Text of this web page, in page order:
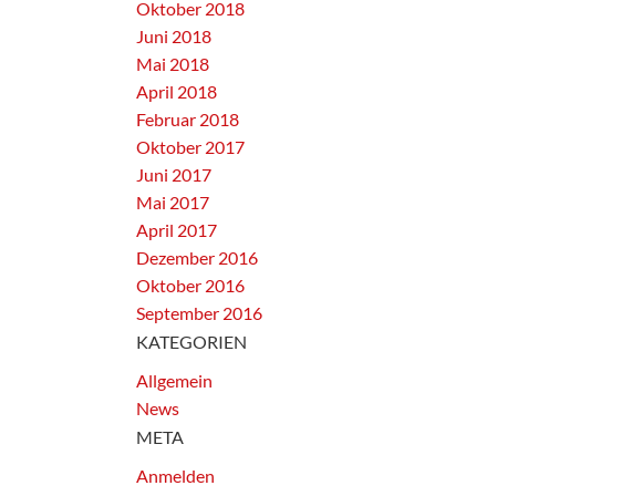
Oktober 2018
Juni 2018
Mai 2018
April 2018
Februar 2018
Oktober 2017
Juni 2017
Mai 2017
April 2017
Dezember 2016
Oktober 2016
September 2016
KATEGORIEN
Allgemein
News
META
Anmelden